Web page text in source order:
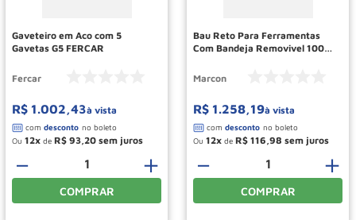
Gaveteiro em Aco com 5
Gavetas G5 FERCAR
Fercar
R$ 1.002,43à vista
Ou 12 de R$ 93 20
＋
－
COMPRAR
Bau Reto Para Ferramentas
Com Bandeja Removivel 1000
Marcon
R$ 1.258,19à vista
Ou 12 de R$ 116 98
＋
－
COMPRAR